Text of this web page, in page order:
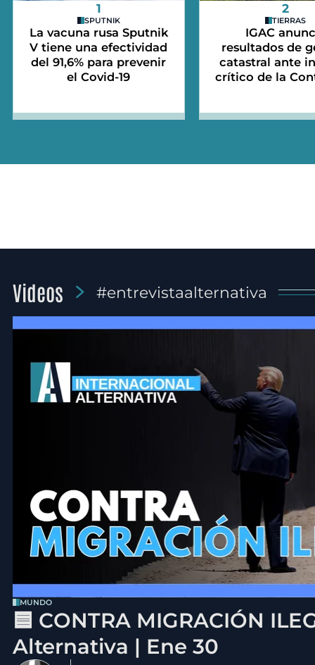
1
SPUTNIK
La vacuna rusa Sputnik
V tiene una efectividad
del 91,6% para prevenir
el Covid-19
2
TIERRAS
IGAC
resultados de
catastral ante
crítico de la
Videos #entrevistaalternativa
MUNDO
🟦 CONTRA MIGRACIÓN
Alternativa | Ene 30